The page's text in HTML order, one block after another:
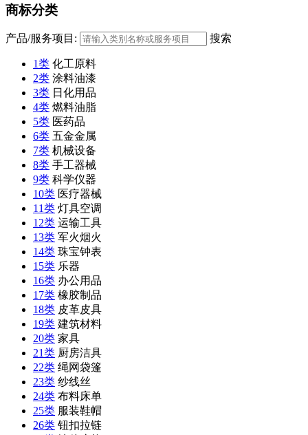
商标分类
产品/服务项目: 搜索
1类 化工原料
2类 涂料油漆
3类 日化用品
4类 燃料油脂
5类 医药品
6类 五金金属
7类 机械设备
8类 手工器械
9类 科学仪器
10类 医疗器械
11类 灯具空调
12类 运输工具
13类 军火烟火
14类 珠宝钟表
15类 乐器
16类 办公用品
17类 橡胶制品
18类 皮革皮具
19类 建筑材料
20类 家具
21类 厨房洁具
22类 绳网袋篷
23类 纱线丝
24类 布料床单
25类 服装鞋帽
26类 钮扣拉链